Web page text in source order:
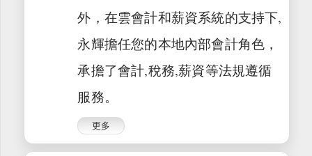
外，在雲會計和薪資系統的支持下,
永輝擔任您的本地內部會計角色，
承擔了會計,稅務,薪資等法規遵循
服務。
更多